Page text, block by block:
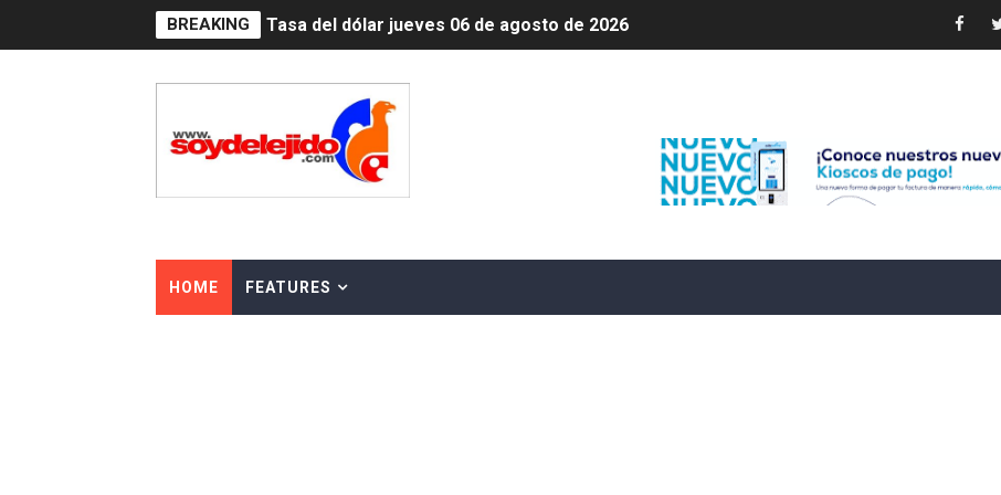
BREAKING
Indomet pronostica temperaturas de hasta 35 °C para este miércoles
JAPY VERDEI MISS MICHELL ROSARIO
JAPY VERDEI MR. EDDY OLIVO (CONTROLANDOELEJIDO.COM)
Playas públicas y hoteles: ¿hasta dónde puede restringirse el acceso de los ciudadanos?
Dólar bajó 9 cts. y era vendido a $58.44; el euro subió a $68.79
HOME FEATURES